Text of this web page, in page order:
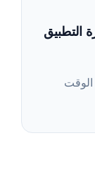
التطبيق
الوقت